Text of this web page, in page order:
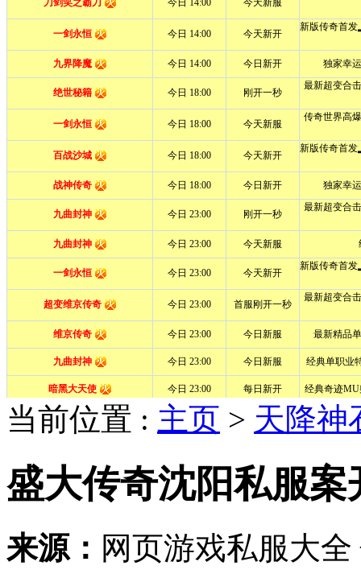
当前位置 : 主页 > 天降神
盛大传奇沈阳私服案
来源： 网页游戏私服大全